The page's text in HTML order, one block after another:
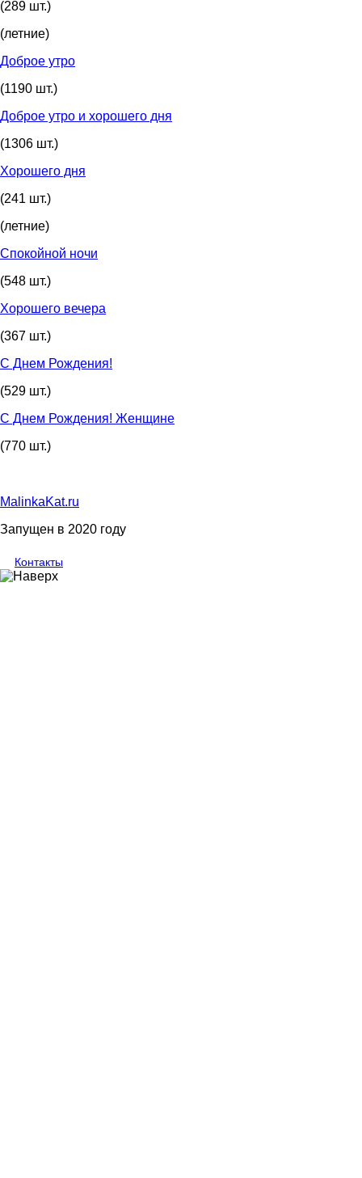
(289 шт.)
(летние)
Доброе утро
(1190 шт.)
Доброе утро и хорошего дня
(1306 шт.)
Хорошего дня
(241 шт.)
(летние)
Спокойной ночи
(548 шт.)
Хорошего вечера
(367 шт.)
С Днем Рождения!
(529 шт.)
С Днем Рождения! Женщине
(770 шт.)
MalinkaKat.ru
Запущен в 2020 году
Контакты